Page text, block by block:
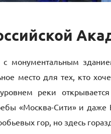
монументальным
место для тех, кто
реки
«Москва-Сити» и даже
гор, но здесь